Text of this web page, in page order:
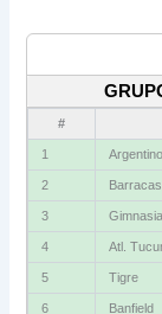
#
1
2 Barracas
3 Gimnasia
4 Atl.
5 Tigre
6 Banfield